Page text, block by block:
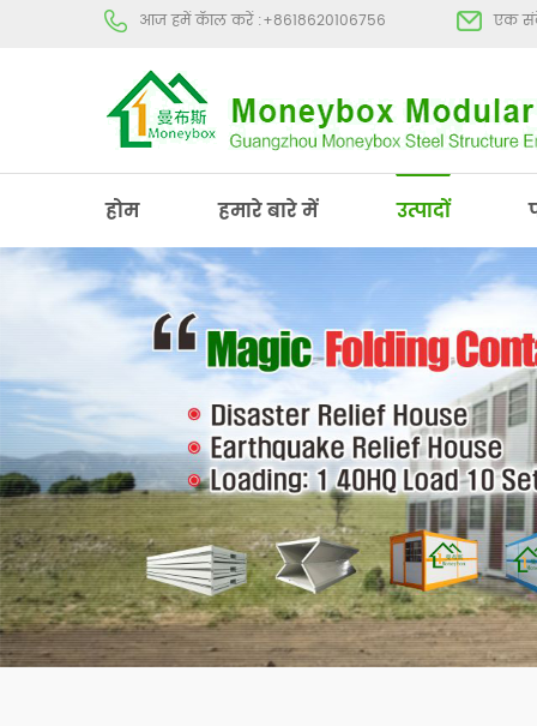
आज हमें कॅाल करें :+8618620106756 एक
होम हमारे बारे में उत्पादों